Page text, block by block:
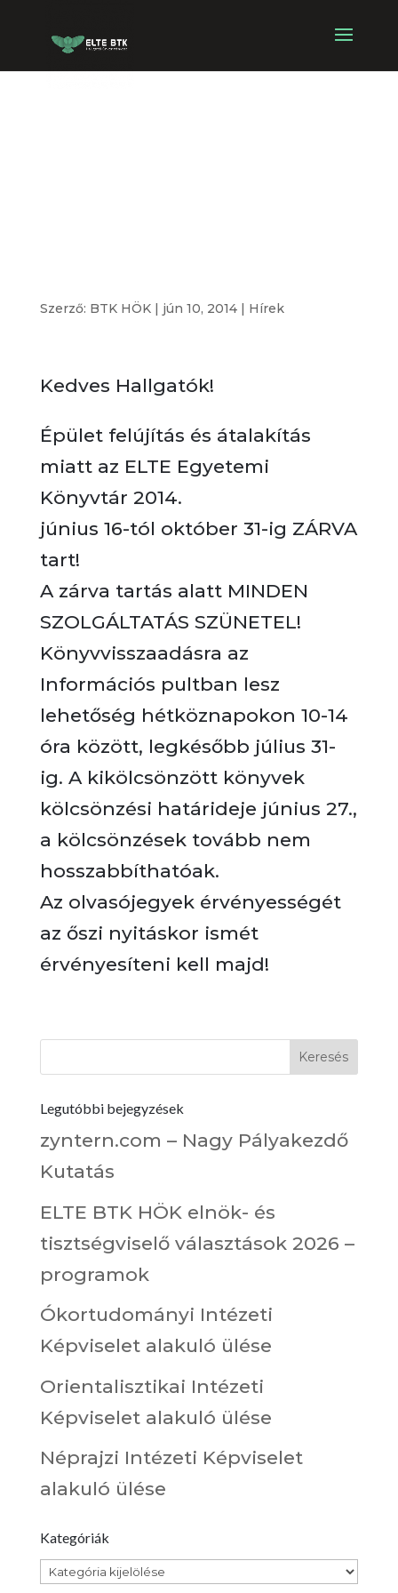
Szerző: BTK HÖK| jún 10, 2014| Hírek
Kedves Hallgatók!
Épület felújítás és átalakítás
miatt az ELTE Egyetemi
Könyvtár 2014.
június 16-tól október 31-ig ZÁRVA
tart!
A zárva tartás alatt MINDEN
SZOLGÁLTATÁS SZÜNETEL!
Könyvvisszaadásra az
Információs pultban lesz
lehetőség hétköznapokon 10-14
óra között, legkésőbb július 31-
ig. A kikölcsönzött könyvek
kölcsönzési határideje június 27.,
a kölcsönzések tovább nem
hosszabbíthatóak.
Az olvasójegyek érvényességét
az őszi nyitáskor ismét
érvényesíteni kell majd!
Legutóbbi bejegyzések
zyntern.com – Nagy Pályakezdő
Kutatás
ELTE BTK HÖK elnök- és
tisztségviselő választások 2026 –
programok
Ókortudományi Intézeti
Képviselet alakuló ülése
Orientalisztikai Intézeti
Képviselet alakuló ülése
Néprajzi Intézeti Képviselet
alakuló ülése
Kategóriák
Kategóriák